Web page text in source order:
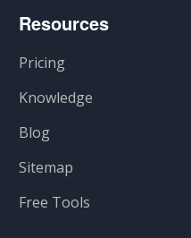
Resources
Pricing
Knowledge
Blog
Sitemap
Free Tools